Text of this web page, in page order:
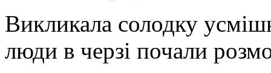
Викликала солодку
люди в черзі почали